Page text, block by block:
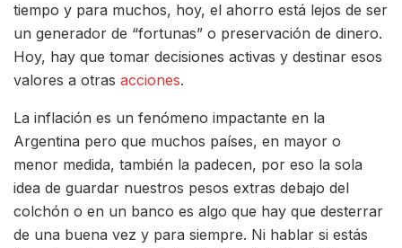
tiempo y para muchos, hoy, el ahorro está lejos de ser
un generador de “fortunas” o preservación de dinero.
Hoy, hay que tomar decisiones activas y destinar esos
valores a otras acciones.
La inflación es un fenómeno impactante en la
Argentina pero que muchos países, en mayor o
menor medida, también la padecen, por eso la sola
idea de guardar nuestros pesos extras debajo del
colchón o en un banco es algo que hay que desterrar
de una buena vez y para siempre. Ni hablar si estás